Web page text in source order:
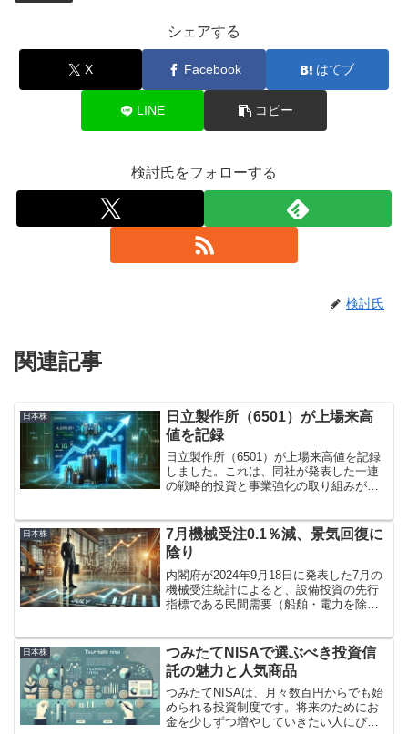
シェアする
X Facebook はてブ
LINE コピー
検討氏をフォローする
検討氏
関連記事
日本株
日立製作所（6501）が上場来高
値を記録
日立製作所（6501）が上場来高値を記録
しました。これは、同社が発表した一連
の戦略的投資と事業強化の取り組みが市
DX支援事業「ルマーダ」の生成AI強化が
注目されています...
日本株
7月機械受注0.1％減、景気回復に
陰り
内閣府が2024年9月18日に発表した7月の
機械受注統計によると、設備投資の先行
指標である民間需要（船舶・電力を除
増という予想に反し、2カ月ぶりのマイナ
スを記録...
日本株
つみたてNISAで選ぶべき投資信
託の魅力と人気商品
つみたてNISAは、月々数百円からでも始
められる投資制度です。将来のためにお
金を少しずつ増やしていきたい人にぴっ